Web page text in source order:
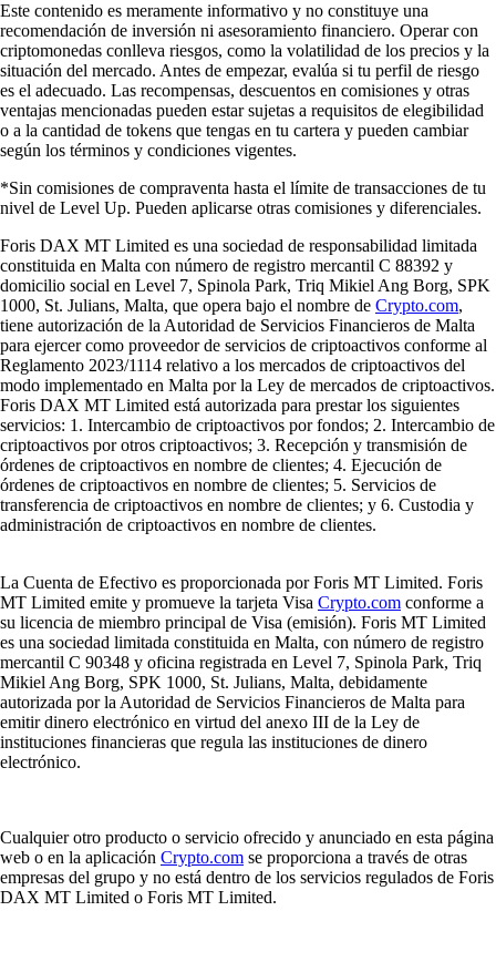
Este contenido es meramente informativo y no constituye una
recomendación de inversión ni asesoramiento financiero. Operar con
criptomonedas conlleva riesgos, como la volatilidad de los precios y la
situación del mercado. Antes de empezar, evalúa si tu perfil de riesgo
es el adecuado. Las recompensas, descuentos en comisiones y otras
ventajas mencionadas pueden estar sujetas a requisitos de elegibilidad
o a la cantidad de tokens que tengas en tu cartera y pueden cambiar
según los términos y condiciones vigentes.
*Sin comisiones de compraventa hasta el límite de transacciones de tu
nivel de Level Up. Pueden aplicarse otras comisiones y diferenciales.
Foris DAX MT Limited es una sociedad de responsabilidad limitada
constituida en Malta con número de registro mercantil C 88392 y
domicilio social en Level 7, Spinola Park, Triq Mikiel Ang Borg, SPK
1000, St. Julians, Malta, que opera bajo el nombre de Crypto.com,
tiene autorización de la Autoridad de Servicios Financieros de Malta
para ejercer como proveedor de servicios de criptoactivos conforme al
Reglamento 2023/1114 relativo a los mercados de criptoactivos del
modo implementado en Malta por la Ley de mercados de criptoactivos.
Foris DAX MT Limited está autorizada para prestar los siguientes
servicios: 1. Intercambio de criptoactivos por fondos; 2. Intercambio de
criptoactivos por otros criptoactivos; 3. Recepción y transmisión de
órdenes de criptoactivos en nombre de clientes; 4. Ejecución de
órdenes de criptoactivos en nombre de clientes; 5. Servicios de
transferencia de criptoactivos en nombre de clientes; y 6. Custodia y
administración de criptoactivos en nombre de clientes.
La Cuenta de Efectivo es proporcionada por Foris MT Limited. Foris
MT Limited emite y promueve la tarjeta Visa Crypto.com conforme a
su licencia de miembro principal de Visa (emisión). Foris MT Limited
es una sociedad limitada constituida en Malta, con número de registro
mercantil C 90348 y oficina registrada en Level 7, Spinola Park, Triq
Mikiel Ang Borg, SPK 1000, St. Julians, Malta, debidamente
autorizada por la Autoridad de Servicios Financieros de Malta para
emitir dinero electrónico en virtud del anexo III de la Ley de
instituciones financieras que regula las instituciones de dinero
electrónico.
Cualquier otro producto o servicio ofrecido y anunciado en esta página
web o en la aplicación Crypto.com se proporciona a través de otras
empresas del grupo y no está dentro de los servicios regulados de Foris
DAX MT Limited o Foris MT Limited.